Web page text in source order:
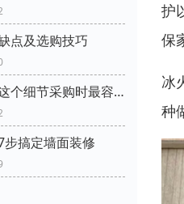
点及选购技巧
竹木纤维墙板安装后开裂？这个细节采购时最容易忽略
搞定墙面装修
护
保
冰
种